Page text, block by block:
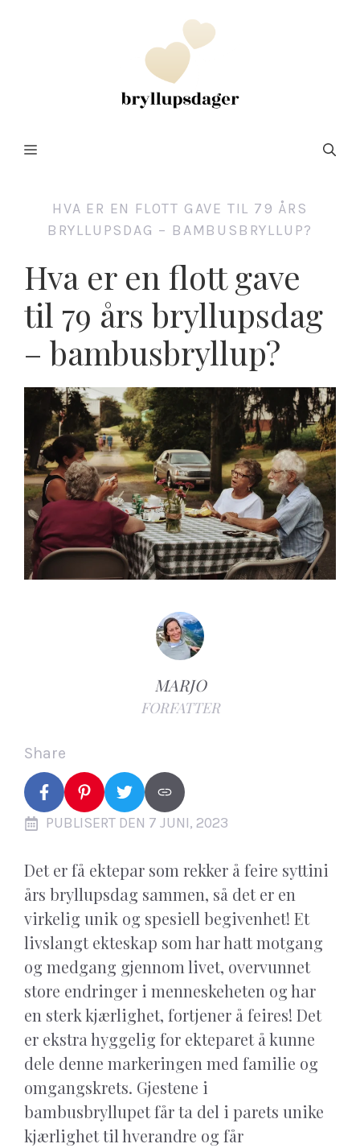
Meny
HVA ER EN FLOTT GAVE TIL 79 ÅRS
BRYLLUPSDAG – BAMBUSBRYLLUP?
Hva er en flott gave
til 79 års bryllupsdag
– bambusbryllup?
MARJO
FORFATTER
Share
PUBLISERT DEN 7 JUNI, 2023
Det er få ektepar som rekker å feire syttini
års bryllupsdag sammen, så det er en
virkelig unik og spesiell begivenhet! Et
livslangt ekteskap som har hatt motgang
og medgang gjennom livet, overvunnet
store endringer i menneskeheten og har
en sterk kjærlighet, fortjener å feires! Det
er ekstra hyggelig for ekteparet å kunne
dele denne markeringen med familie og
omgangskrets. Gjestene i
bambusbryllupet får ta del i parets unike
kjærlighet til hverandre og får